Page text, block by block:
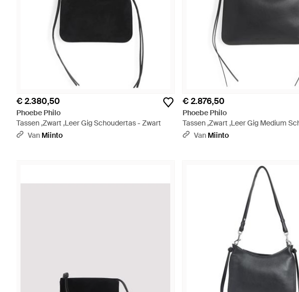
€ 2.380,50
Phoebe Philo
Tassen ,Zwart ,Leer Gig Schoudertas - Zwart
Van Miinto
€ 2.876,50
Phoebe Philo
Tassen ,Zwart ,Leer Gig Medium
Zwart
Van Miinto